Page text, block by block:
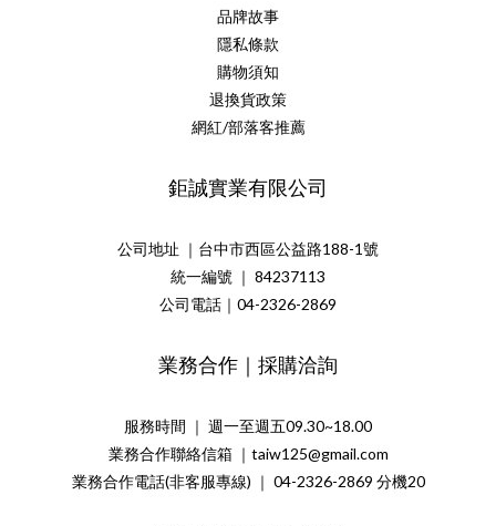
品牌故事
隱私條款
購物須知
退換貨政策
網紅/部落客推薦
鉅誠實業有限公司
公司地址 ｜台中市西區公益路188-1號
統一編號 ｜ 84237113
公司電話｜04-2326-2869
業務合作｜採購洽詢
服務時間 ｜ 週一至週五09.30~18.00
業務合作聯絡信箱 ｜taiw125@gmail.com
業務合作電話(非客服專線) ｜ 04-2326-2869 分機20